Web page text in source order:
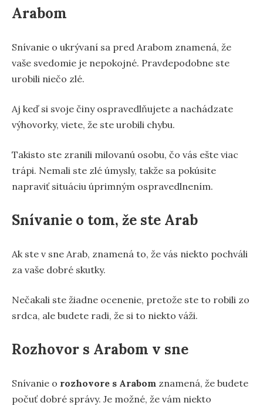
Arabom
Snívanie o ukrývaní sa pred Arabom znamená, že
vaše svedomie je nepokojné. Pravdepodobne ste
urobili niečo zlé.
Aj keď si svoje činy ospravedlňujete a nachádzate
výhovorky, viete, že ste urobili chybu.
Takisto ste zranili milovanú osobu, čo vás ešte viac
trápi. Nemali ste zlé úmysly, takže sa pokúsite
napraviť situáciu úprimným ospravedlnením.
Snívanie o tom, že ste Arab
Ak ste v sne Arab, znamená to, že vás niekto pochváli
za vaše dobré skutky.
Nečakali ste žiadne ocenenie, pretože ste to robili zo
srdca, ale budete radi, že si to niekto váži.
Rozhovor s Arabom v sne
Snívanie o rozhovore s Arabom znamená, že budete
počuť dobré správy. Je možné, že vám niekto